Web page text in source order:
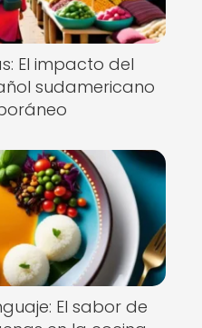
El impacto del
sudamericano
El sabor de